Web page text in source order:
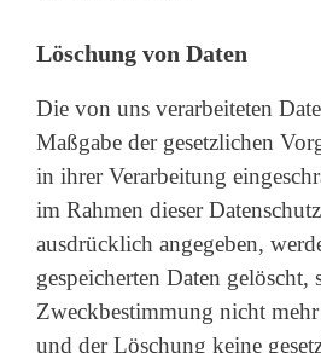
Löschung von Daten
Die von uns verarbeiteten
Maßgabe der gesetzlichen
in ihrer Verarbeitung
im Rahmen dieser
ausdrücklich angegeben,
gespeicherten Daten gelöscht,
Zweckbestimmung nicht
und der Löschung keine